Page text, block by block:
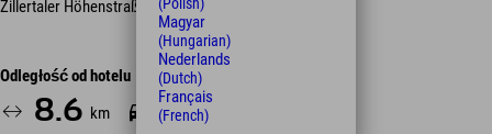
Zillertaler Höhenstraße
Odległość od hotelu
8.6 km 20
Magyar
(Hungarian)
Nederlands
(Dutch)
Français
(French)